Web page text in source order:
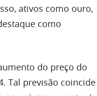
ativos como ouro,
como
do preço do
Tal previsão coincide